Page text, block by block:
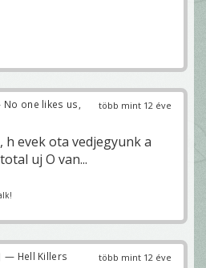
több mint 12 éve
one likes us,
h evek ota vedjegyunk a
uj O van...
több mint 12 éve
— Hell Killers